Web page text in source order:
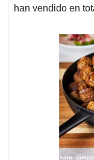
han vendido en